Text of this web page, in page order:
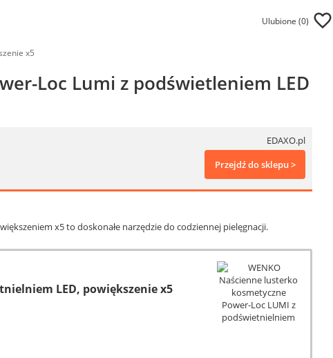
Ulubione (0)
x5
Loc Lumi z podświetleniem LED
EDAXO.pl
Przejdź do sklepu >
x5 to doskonałe narzędzie do codziennej pielęgnacji.
LED, powiększenie x5